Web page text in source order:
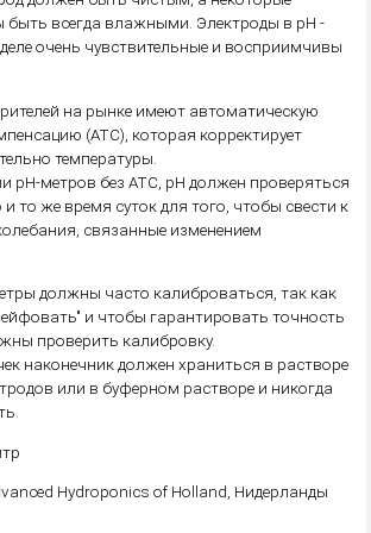
быть всегда влажными. Электроды в рН -
очень чувствительные и восприимчивы
на рынке имеют автоматическую
(ATC), которая корректирует
температуры.
pH-метров без АТС, pH должен проверяться
то же время суток для того, чтобы свести к
связанные изменением
должны часто калиброваться, так как
и чтобы гарантировать точность
проверить калибровку.
наконечник должен храниться в растворе
или в буферном растворе и никогда
Hydroponics of Holland, Нидерланды